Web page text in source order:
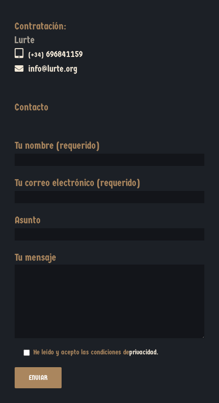
Contratación:
Lurte
(+34) 696841159
info@lurte.org
Contacto
Tu nombre (requerido)
Tu correo electrónico (requerido)
Asunto
Tu mensaje
He leído y acepto las condiciones deprivacidad.